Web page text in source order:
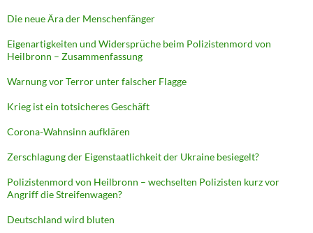
Die neue Ära der Menschenfänger
Eigenartigkeiten und Widersprüche beim Polizistenmord von
Heilbronn – Zusammenfassung
Warnung vor Terror unter falscher Flagge
Krieg ist ein totsicheres Geschäft
Corona-Wahnsinn aufklären
Zerschlagung der Eigenstaatlichkeit der Ukraine besiegelt?
Polizistenmord von Heilbronn – wechselten Polizisten kurz vor
Angriff die Streifenwagen?
Deutschland wird bluten